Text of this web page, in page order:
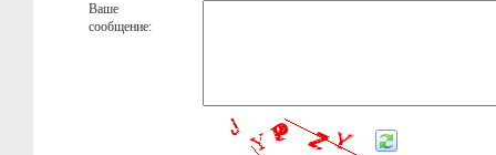
Ваше
сообщение: